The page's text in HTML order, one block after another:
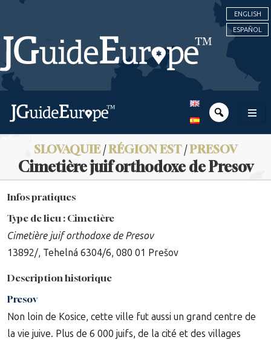
ENGLISH
ESPAÑOL
SLOVAQUIE/RÉGION EST/PRESOV
Cimetière juif orthodoxe de Presov
Infos pratiques
Type de lieu : Cimetière
Cimetière juif orthodoxe de Presov
13892/, Tehelná 6304/6, 080 01 Prešov
Description historique
Presov
Non loin de Kosice, cette ville fut aussi un grand centre de
la vie juive. Plus de 6 000 juifs, de la cité et des villages